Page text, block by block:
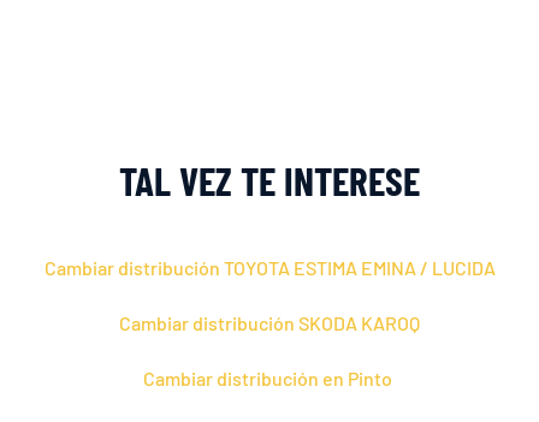
TAL VEZ TE INTERESE
Cambiar distribución TOYOTA ESTIMA EMINA / LUCIDA
Cambiar distribución SKODA KAROQ
Cambiar distribución en Pinto